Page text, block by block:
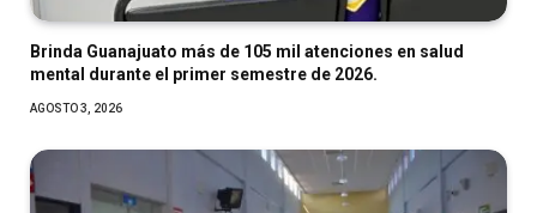
Brinda Guanajuato más de 105 mil atenciones en salud
mental durante el primer semestre de 2026.
AGOSTO 3, 2026